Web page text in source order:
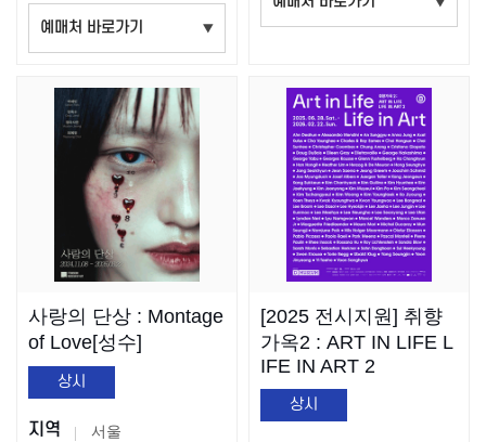
사랑의 단상 : Montage
of Love[성수]
상시
지역 서울
[2025 전시지원] 취향
가옥2 : ART IN LIFE L
IFE IN ART 2
상시